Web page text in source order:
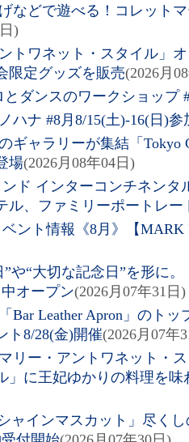
などで遊べる！コレット
)
ントワネット・スタイル」
限定グッズを販売(2026月
とダンスのワークショップ
ハナ #8月8/15(土)-16(日)参
ギャラリーが集結「Tokyo
場(2026月08年04日)
ド インターコンチネンタ
ル、ファミリーポートレー
ント情報《8月》【MARK
や“大切な記念日”を形に。
オープン(2026月07年31日)
Bar Leather Apron」のト
ト8/28(金)開催(2026月07年
リー・アントワネット・
」に王妃ゆかりの料理を
ャインマスカット」尽く